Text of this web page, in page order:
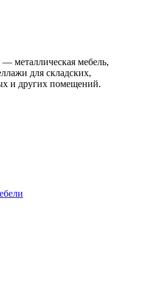
металлическая мебель,
для складских,
и других помещений.